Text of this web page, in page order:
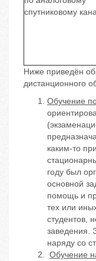
спутниковому
Ниже приведён
дистанционного
Обучение
каким-то
году был
основной
помощь и
тех или
студентов,
заведения.
наряду со
Обучение